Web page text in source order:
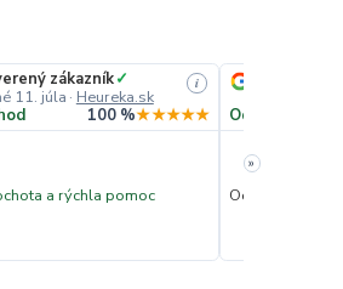
zákazník✓
11. júla · Heureka.sk
i
100 %★★★★★
a rýchla pomoc
Odporúča
Ochota pomôcť.
»